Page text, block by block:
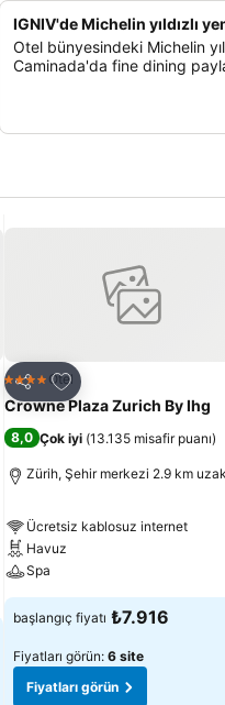
IGNIV'de Michelin yıldızlı
Otel bünyesindeki Michelin
Caminada'da fine dining
Paylaş
Favorilerime ekle
4 Yıldız Otel
Crowne Plaza Zurich By Ihg
8,0 Çok iyi (13.135 misafir puanı)
Zürih, Şehir merkezi 2.9 km
Ücretsiz kablosuz internet
Havuz
Spa
başlangıç fiyatı ₺7.916
Fiyatları görün: 6 site
Fiyatları görün